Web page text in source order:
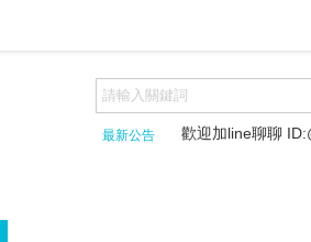
最新公告歡迎加line聊聊